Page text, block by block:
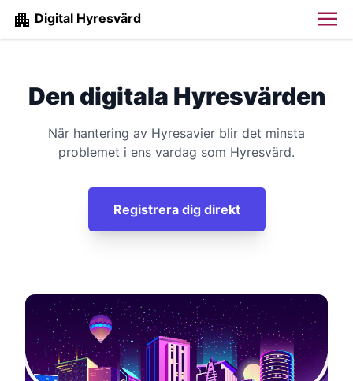
Digital Hyresvärd
Den digitala Hyresvärden
När hantering av Hyresavier blir det minsta
problemet i ens vardag som Hyresvärd.
Registrera dig direkt